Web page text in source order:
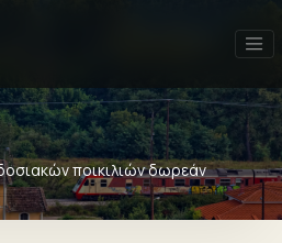
ποικιλιών δωρεάν
Καλύτερη αξιολόγηση